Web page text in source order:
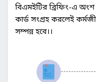
বিএমইটির ব্রিফিং-এ অংশ
কার্ড সংগ্রহ করলেই
সম্পন্ন হবে।।